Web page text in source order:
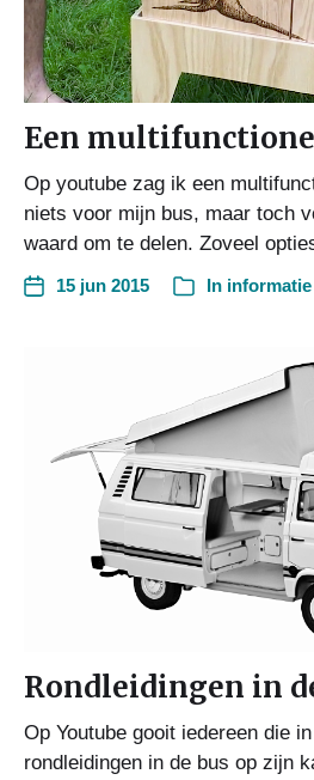
Een
Op youtube zag ik een
niets voor mijn bus, maar toch
waard om te delen. Zoveel
15 jun 2015 In informatie
Rondleidingen in
Op Youtube gooit iedereen die
rondleidingen in de bus op zijn